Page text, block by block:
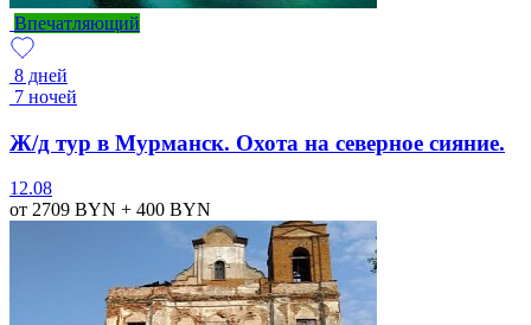
Впечатляющий
8 дней
7 ночей
Ж/д тур в Мурманск. Охота на северное сияние.
12.08
от 2709 BYN + 400 BYN